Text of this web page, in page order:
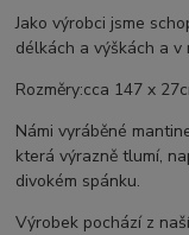
Jako výrobci jsme
délkách a výškách a
Rozměry:cca 147 x
Námi vyráběné
která výrazně tlumí,
divokém spánku.
Výrobek pochází z